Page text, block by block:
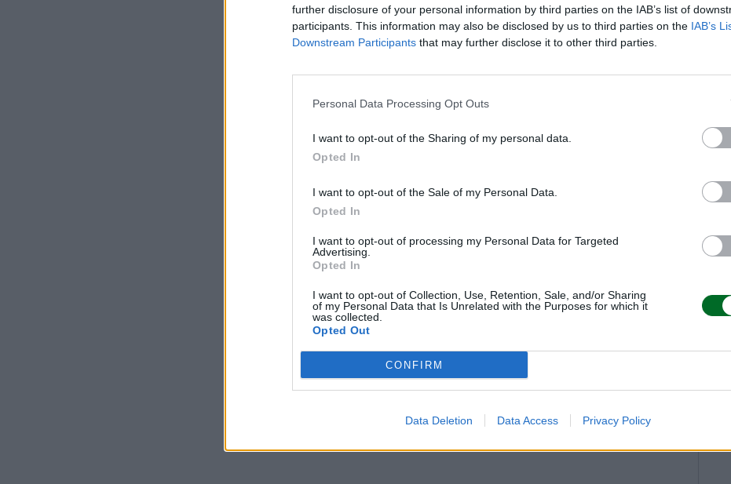
further disclosure of your personal information by third parties on the IAB’s list of
participants. This information may also be disclosed by us to third parties on the IAB’s
Downstream Participants that may further disclose it to other third parties.
Personal Data Processing Opt Outs
I want to opt-out of the Sharing of my personal data.
Opted In
I want to opt-out of the Sale of my Personal Data.
Opted In
I want to opt-out of processing my Personal Data for Targeted
Advertising.
Opted In
I want to opt-out of Collection, Use, Retention, Sale, and/or Sharing
of my Personal Data that Is Unrelated with the Purposes for which it
was collected.
Opted Out
CONFIRM
Data Deletion Data Access Privacy Policy